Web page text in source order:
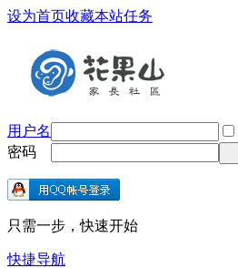
设为首页收藏本站任务
用户名
密码
只需一步，快速开始
快捷导航